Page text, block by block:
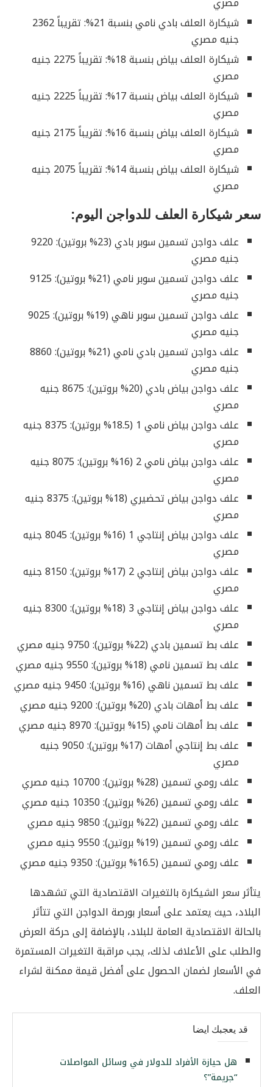
شيكارة العلف بادي نامي بنسبة 21%: تقريباً 2362
جنيه مصري
شيكارة العلف بياض بنسبة 18%: تقريباً 2275 جنيه
مصري
شيكارة العلف بياض بنسبة 17%: تقريباً 2225 جنيه
مصري
شيكارة العلف بياض بنسبة 16%: تقريباً 2175 جنيه
مصري
شيكارة العلف بياض بنسبة 14%: تقريباً 2075 جنيه
مصري
سعر شيكارة العلف للدواجن اليوم:
علف دواجن تسمين سوبر بادي (23% بروتين): 9220
جنيه مصري
علف دواجن تسمين سوبر نامي (21% بروتين): 9125
جنيه مصري
علف دواجن تسمين سوبر ناهي (19% بروتين): 9025
جنيه مصري
علف دواجن تسمين بادي نامي (21% بروتين): 8860
جنيه مصري
علف دواجن بياض بادي (20% بروتين): 8675 جنيه
مصري
علف دواجن بياض نامي 1 (18.5% بروتين): 8375 جنيه
مصري
علف دواجن بياض نامي 2 (16% بروتين): 8075 جنيه
مصري
علف دواجن بياض تحضيري (18% بروتين): 8375 جنيه
مصري
علف دواجن بياض إنتاجي 1 (16% بروتين): 8045 جنيه
مصري
علف دواجن بياض إنتاجي 2 (17% بروتين): 8150 جنيه
مصري
علف دواجن بياض إنتاجي 3 (18% بروتين): 8300 جنيه
مصري
علف بط تسمين بادي (22% بروتين): 9750 جنيه مصري
علف بط تسمين نامي (18% بروتين): 9550 جنيه مصري
علف بط تسمين ناهي (16% بروتين): 9450 جنيه مصري
علف بط أمهات بادي (20% بروتين): 9200 جنيه مصري
علف بط أمهات نامي (15% بروتين): 8970 جنيه مصري
علف بط إنتاجي أمهات (17% بروتين): 9050 جنيه
مصري
علف رومي تسمين (28% بروتين): 10700 جنيه مصري
علف رومي تسمين (26% بروتين): 10350 جنيه مصري
علف رومي تسمين (22% بروتين): 9850 جنيه مصري
علف رومي تسمين (19% بروتين): 9550 جنيه مصري
علف رومي تسمين (16.5% بروتين): 9350 جنيه مصري
يتأثر سعر الشيكارة بالتغيرات الاقتصادية التي تشهدها
البلاد، حيث يعتمد على أسعار بورصة الدواجن التي تتأثر
بالحالة الاقتصادية العامة للبلاد، بالإضافة إلى حركة العرض
والطلب على الأعلاف لذلك، يجب مراقبة التغيرات المستمرة
في الأسعار لضمان الحصول على أفضل قيمة ممكنة لشراء
العلف.
قد يعجبك ايضا
هل حيازة الأفراد للدولار في وسائل المواصلات
“جريمة”؟